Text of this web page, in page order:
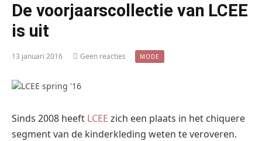
De voorjaarscollectie van LCEE
is uit
13 januari 2016 Geen reacties MODE
Sinds 2008 heeft LCEE zich een plaats in het chiquere
segment van de kinderkleding weten te veroveren.